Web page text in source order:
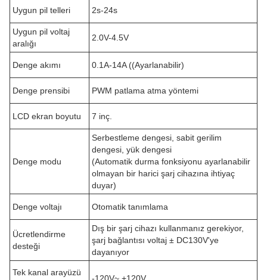
Uygun pil telleri 2s-24s
Uygun pil voltaj
aralığı
2.0V-4.5V
Denge akımı 0.1A-14A ((Ayarlanabilir)
Denge prensibi PWM patlama atma yöntemi
LCD ekran boyutu 7 inç.
Denge modu
Serbestleme dengesi, sabit gerilim
dengesi, yük dengesi
(Automatik durma fonksiyonu ayarlanabilir
olmayan bir harici şarj cihazına ihtiyaç
duyar)
Denge voltajı Otomatik tanımlama
Ücretlendirme
desteği
Dış bir şarj cihazı kullanmanız gerekiyor,
şarj bağlantısı voltaj ± DC130V'ye
dayanıyor
Tek kanal arayüzü
-120V~ +120V